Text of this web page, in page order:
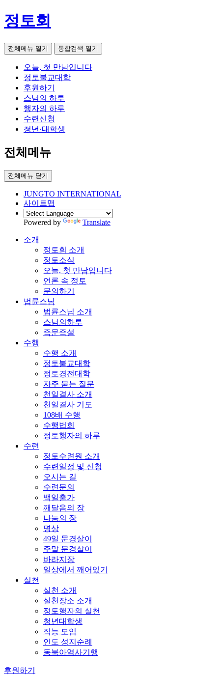
정토회
전체메뉴 열기 통합검색 열기
오늘, 첫 만남입니다
정토불교대학
후원하기
스님의 하루
행자의 하루
수련신청
청년·대학생
전체메뉴
전체메뉴 닫기
JUNGTO INTERNATIONAL
사이트맵
Powered by Translate
소개
정토회 소개
정토소식
오늘, 첫 만남입니다
언론 속 정토
문의하기
법륜스님
법륜스님 소개
스님의하루
즉문즉설
수행
수행 소개
정토불교대학
정토경전대학
자주 묻는 질문
천일결사 소개
천일결사 기도
108배 수행
수행법회
정토행자의 하루
수련
정토수련원 소개
수련일정 및 신청
오시는 길
수련문의
백일출가
깨달음의 장
나눔의 장
명상
49일 문경살이
주말 문경살이
바라지장
일상에서 깨어있기
실천
실천 소개
실천장소 소개
정토행자의 실천
청년대학생
직능 모임
인도 성지순례
동북아역사기행
후원하기